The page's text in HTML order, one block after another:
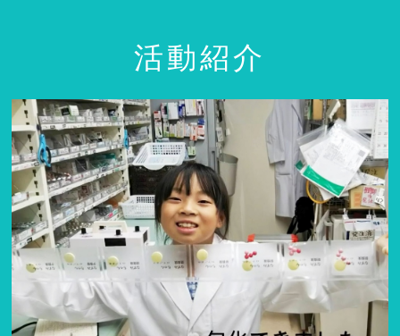
活動紹介